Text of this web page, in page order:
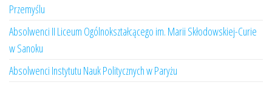
Przemyślu
Absolwenci II Liceum Ogólnokształcącego im. Marii Skłodowskiej-Curie
w Sanoku
Absolwenci Instytutu Nauk Politycznych w Paryżu